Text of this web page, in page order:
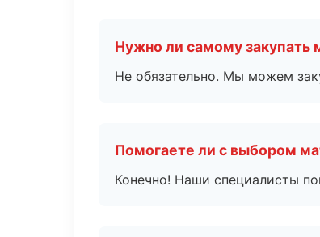
Нужно ли самому закупать
Не обязательно. Мы можем
Помогаете ли с выбором
Конечно! Наши специалисты